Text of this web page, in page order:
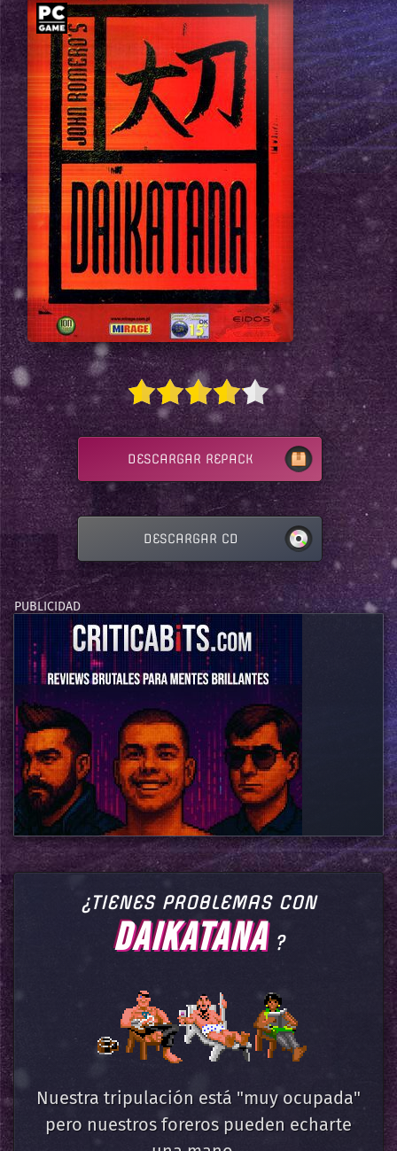
DESCARGAR REPACK
DESCARGAR CD
¿TIENES PROBLEMAS CON
DAIKATANA?
Nuestra tripulación está "muy ocupada"
pero nuestros foreros pueden echarte